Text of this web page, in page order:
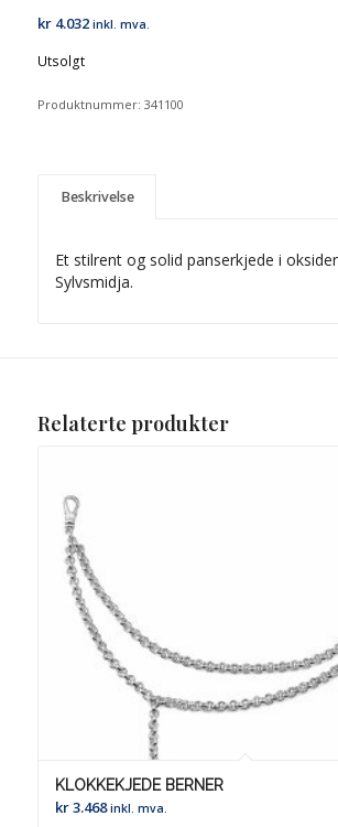
kr4.032 inkl. mva.
Utsolgt
Produktnummer: 341100
Beskrivelse
Et stilrent og solid panserkjede i
Sylvsmidja.
Relaterte produkter
KLOKKEKJEDE BERNER
kr3.468 inkl. mva.